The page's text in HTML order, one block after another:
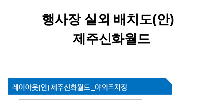
행사장 실외 배치도(안)_
제주신화월드